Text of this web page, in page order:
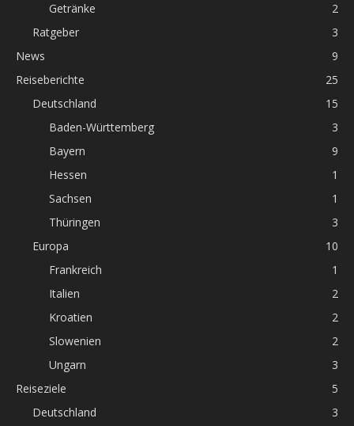
Getränke
2
Ratgeber
3
News
9
Reiseberichte
25
Deutschland
15
Baden-Württemberg
3
Bayern
9
Hessen
1
Sachsen
1
Thüringen
3
Europa
10
Frankreich
1
Italien
2
Kroatien
2
Slowenien
2
Ungarn
3
Reiseziele
5
Deutschland
3